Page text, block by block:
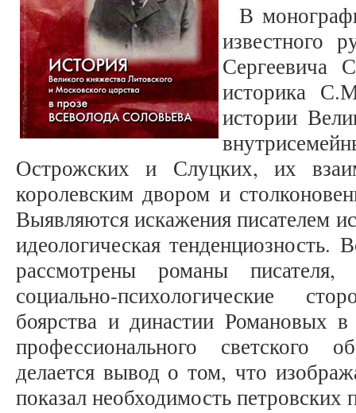
В
известного
Сергеевича
историка
истории
Острожских и Слуцких, их
королевским двором и
Выявляются искажения писателем
идеологическая
рассмотрены романы
социально-психологические
боярства и династии Романовых
профессионального светского
делается вывод о том, что
показал необходимость петровских